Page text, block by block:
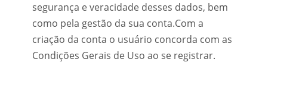
segurança e veracidade desses dados, bem
como pela gestão da sua conta.Com a
criação da conta o usuário concorda com as
Condições Gerais de Uso ao se registrar.